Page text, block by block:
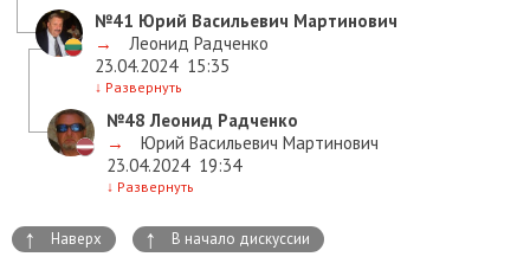
№41 Юрий Васильевич Мартинович
→
Леонид Радченко
23.04.2024 15:35
↓ Развернуть
№48 Леонид Радченко
→
Юрий Васильевич Мартинович
23.04.2024 19:34
↓ Развернуть
↑ Наверх ↑ В начало дискуссии